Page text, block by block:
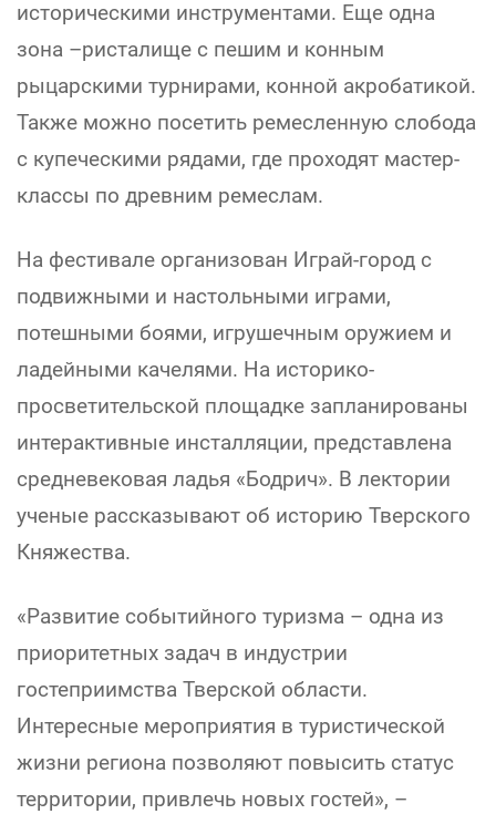
историческими инструментами. Еще одна
зона –ристалище с пешим и конным
рыцарскими турнирами, конной акробатикой.
Также можно посетить ремесленную слобода
с купеческими рядами, где проходят мастер-
классы по древним ремеслам.
На фестивале организован Играй-город с
подвижными и настольными играми,
потешными боями, игрушечным оружием и
ладейными качелями. На историко-
просветительской площадке запланированы
интерактивные инсталляции, представлена
средневековая ладья «Бодрич». В лектории
ученые рассказывают об историю Тверского
Княжества.
«Развитие событийного туризма – одна из
приоритетных задач в индустрии
гостеприимства Тверской области.
Интересные мероприятия в туристической
жизни региона позволяют повысить статус
территории, привлечь новых гостей», –